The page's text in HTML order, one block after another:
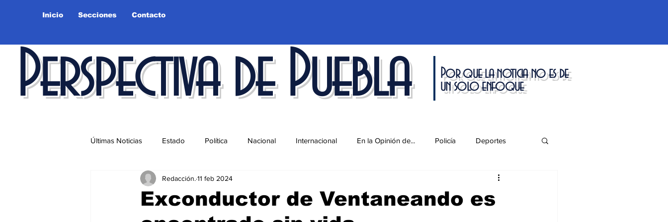
Inicio Secciones Contacto
Perspectiva de Puebla Por que la noticia no es de
un solo enfoque
Últimas Noticias Estado Política Nacional Internacional En la Opinión de... Policía Deportes
Educación Ciudad Salud
Exconductor de Ventaneando es
Redacción. 11 feb 2024